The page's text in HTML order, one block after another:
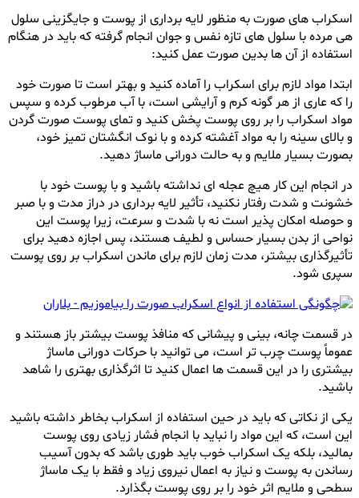
اسکراب های صورت به منظور لایه برداری از پوست و جایگزینی سلول
هی مرده با سلول های تازه نفس و جوان انجام گرفته که باید در هنگام
استفاده از آن ها بدین صورت عمل کنید:
ابتدا مواد لازم برای اسکراب را آماده کنید و بهتر است تا صورت خود
را که عاری از هر گونه کرم و آرایشی است، با آب مرطوب کرده و سپس
مواد اسکراب را بر روی پوست پخش کنید و تمای پوست صورت گردن
و بالای سینه را به مواد آغشته کرده و با نوک انگشتان تمیز خود،
بصورت بسیار ملایم و به حالت دورانی ماساژ دهید.
در انجام این کار هیچ عجله ای نداشته باشید و با پوست خود با
خشونت و شدت رفتار نکنید، تأثیر لایه برداری در دراز مدت و با صبر
و حوصله امکان پذیر است نه با شدت و سرعت، زیرا پوست این
نواحی از بدن بسیار حساس و لطیف هستند، پس اجازه دهید برای
تأثیرگذاری بیشتر، مدت زمان لازم برای ماندن اسکراب بر روی پوست
سپری شود.
در قسمت چانه، بینی و پیشانی که منافذ پوست بیشتر باز هستند و
عموماً پوست چرب تر است، می توانید با حرکات دورانی ماساژ
بیشتری را در این قسمت ها اعمال کنید تا اثرگذاری بهتری را شاهد
باشید.
یکی از نکاتی که باید در حین استفاده از اسکراب بخاطر داشته باشید
این است، که این مواد را نباید با انجام فشار زیادی روی پوست
بمالید، بلکه یک اسکراب خوب باید طوری باشد که بدون آسیب
رساندن به پوست و نیاز به اعمال نیروی زیاد و فقط با یک ماساژ
سطحی و ملایم اثر خود را بر روی پوست بگذارد.